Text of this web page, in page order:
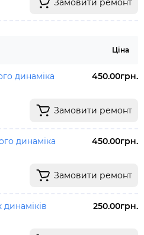
Замовити ремонт
Ціна
динаміка
450.00грн.
Замовити ремонт
динаміка
450.00грн.
Замовити ремонт
250.00грн.